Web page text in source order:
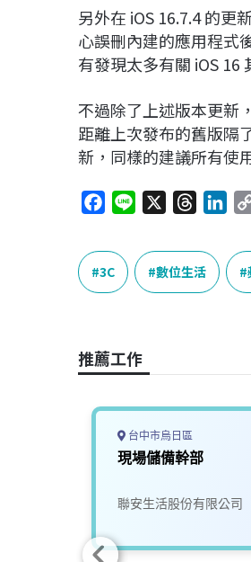
另外在 iOS 16.7.4 的更
心誤刪內建的應用程式
有發現太多有關 iOS 16
不過除了上述版本更新
距離上次發布的舊版隔
新，同樣的建議所有使
c
e
b
k
n
e
r
e
a
n
k
e
3C 數位生活
推薦工作
台中市烏日區
現場儲備幹部
聯安生活股份有限公司